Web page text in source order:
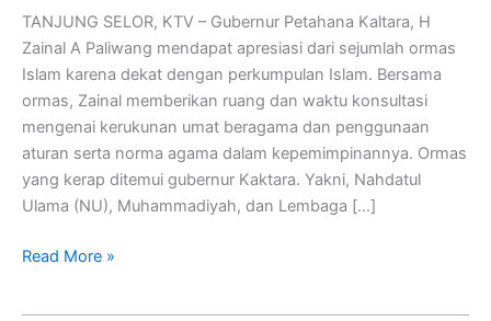
TANJUNG SELOR, KTV – Gubernur Petahana Kaltara, H
Zainal A Paliwang mendapat apresiasi dari sejumlah ormas
Islam karena dekat dengan perkumpulan Islam. Bersama
ormas, Zainal memberikan ruang dan waktu konsultasi
mengenai kerukunan umat beragama dan penggunaan
aturan serta norma agama dalam kepemimpinannya. Ormas
yang kerap ditemui gubernur Kaktara. Yakni, Nahdatul
Ulama (NU), Muhammadiyah, dan Lembaga […]
dari
LDII
Read More »